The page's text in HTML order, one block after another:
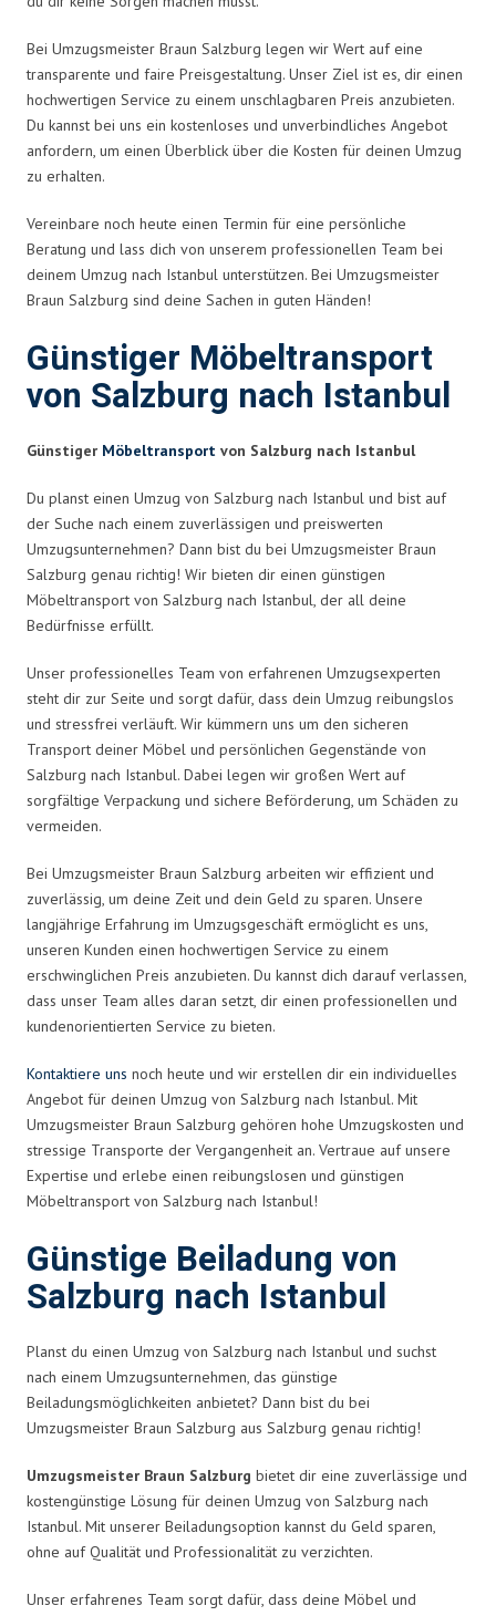
Bei Umzugsmeister Braun Salzburg legen wir Wert auf eine
transparente und faire Preisgestaltung. Unser Ziel ist es, dir einen
hochwertigen Service zu einem unschlagbaren Preis anzubieten.
Du kannst bei uns ein kostenloses und unverbindliches Angebot
anfordern, um einen Überblick über die Kosten für deinen Umzug
zu erhalten.
Vereinbare noch heute einen Termin für eine persönliche
Beratung und lass dich von unserem professionellen Team bei
deinem Umzug nach Istanbul unterstützen. Bei Umzugsmeister
Braun Salzburg sind deine Sachen in guten Händen!
Günstiger Möbeltransport
von Salzburg nach Istanbul
Günstiger Möbeltransport von Salzburg nach Istanbul
Du planst einen Umzug von Salzburg nach Istanbul und bist auf
der Suche nach einem zuverlässigen und preiswerten
Umzugsunternehmen? Dann bist du bei Umzugsmeister Braun
Salzburg genau richtig! Wir bieten dir einen günstigen
Möbeltransport von Salzburg nach Istanbul, der all deine
Bedürfnisse erfüllt.
Unser professionelles Team von erfahrenen Umzugsexperten
steht dir zur Seite und sorgt dafür, dass dein Umzug reibungslos
und stressfrei verläuft. Wir kümmern uns um den sicheren
Transport deiner Möbel und persönlichen Gegenstände von
Salzburg nach Istanbul. Dabei legen wir großen Wert auf
sorgfältige Verpackung und sichere Beförderung, um Schäden zu
vermeiden.
Bei Umzugsmeister Braun Salzburg arbeiten wir effizient und
zuverlässig, um deine Zeit und dein Geld zu sparen. Unsere
langjährige Erfahrung im Umzugsgeschäft ermöglicht es uns,
unseren Kunden einen hochwertigen Service zu einem
erschwinglichen Preis anzubieten. Du kannst dich darauf verlassen,
dass unser Team alles daran setzt, dir einen professionellen und
kundenorientierten Service zu bieten.
Kontaktiere uns noch heute und wir erstellen dir ein individuelles
Angebot für deinen Umzug von Salzburg nach Istanbul. Mit
Umzugsmeister Braun Salzburg gehören hohe Umzugskosten und
stressige Transporte der Vergangenheit an. Vertraue auf unsere
Expertise und erlebe einen reibungslosen und günstigen
Möbeltransport von Salzburg nach Istanbul!
Günstige Beiladung von
Salzburg nach Istanbul
Planst du einen Umzug von Salzburg nach Istanbul und suchst
nach einem Umzugsunternehmen, das günstige
Beiladungsmöglichkeiten anbietet? Dann bist du bei
Umzugsmeister Braun Salzburg aus Salzburg genau richtig!
Umzugsmeister Braun Salzburg bietet dir eine zuverlässige und
kostengünstige Lösung für deinen Umzug von Salzburg nach
Istanbul. Mit unserer Beiladungsoption kannst du Geld sparen,
ohne auf Qualität und Professionalität zu verzichten.
Unser erfahrenes Team sorgt dafür, dass deine Möbel und